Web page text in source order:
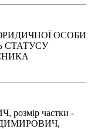
ЮРИДИЧНОЇ ОСОБИ
СТАТУСУ
частки -